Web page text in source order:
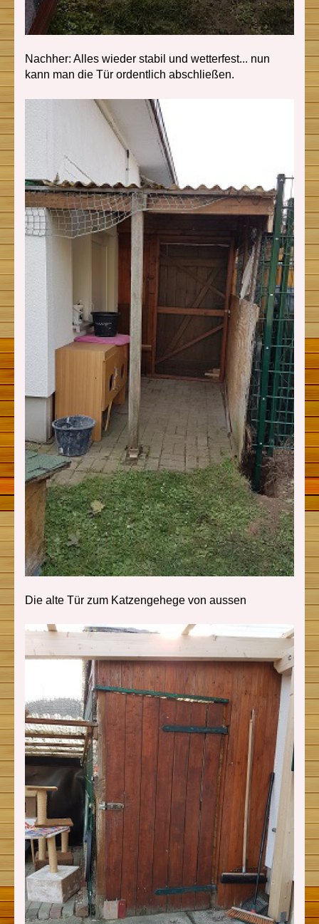
Nachher: Alles wieder stabil und wetterfest... nun
kann man die Tür ordentlich abschließen.
Die alte Tür zum Katzengehege von aussen